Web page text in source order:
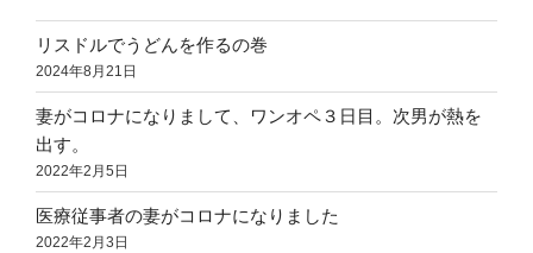
リスドルでうどんを作るの巻
2024年8月21日
妻がコロナになりまして、ワンオペ３日目。次男が熱を
出す。
2022年2月5日
医療従事者の妻がコロナになりました
2022年2月3日